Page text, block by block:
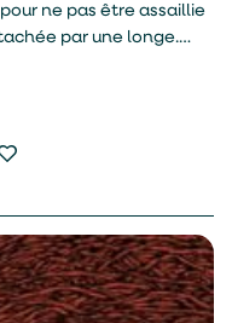
ne pas être assaillie
par une longe.
point de devenir un
jusqu’aux
de sa réclusion.